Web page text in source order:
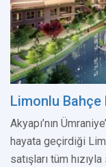
Limonlu Bahçe
Akyapı’nın
hayata geçirdiği
satışları tüm